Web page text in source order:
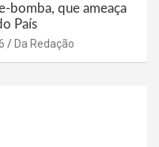
bomba, que ameaça
País
Da Redação